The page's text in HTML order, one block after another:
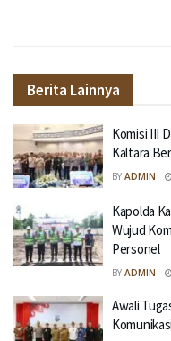
Berita Lainnya
Komisi III
Kaltara
BY ADMIN
Kapolda
Wujud
Personel
BY ADMIN
Awali